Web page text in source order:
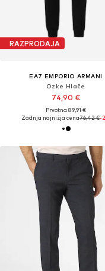
RAZPRODAJA
EA7 EMPORIO ARMANI
Ozke Hlače
74,90 €
Prvotno: 89,91 €
Zadnja najnižja cena76,42 €-